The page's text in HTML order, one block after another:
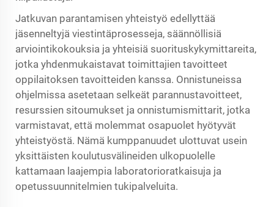
Jatkuvan parantamisen yhteistyö edellyttää
jäsenneltyjä viestintäprosesseja, säännöllisiä
arviointikokouksia ja yhteisiä suorituskykymittareita,
jotka yhdenmukaistavat toimittajien tavoitteet
oppilaitoksen tavoitteiden kanssa. Onnistuneissa
ohjelmissa asetetaan selkeät parannustavoitteet,
resurssien sitoumukset ja onnistumismittarit, jotka
varmistavat, että molemmat osapuolet hyötyvät
yhteistyöstä. Nämä kumppanuudet ulottuvat usein
yksittäisten koulutusvälineiden ulkopuolelle
kattamaan laajempia laboratorioratkaisuja ja
opetussuunnitelmien tukipalveluita.